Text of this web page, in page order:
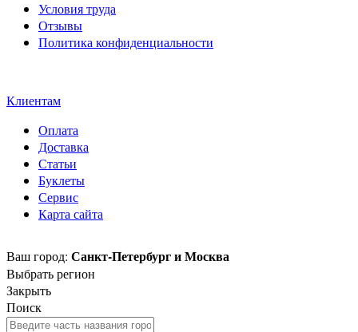
Условия труда
Отзывы
Политика конфиденциальности
Клиентам
Оплата
Доставка
Статьи
Буклеты
Сервис
Карта сайта
Ваш город: Санкт-Петербург и Москва
Выбрать регион
Закрыть
Поиск